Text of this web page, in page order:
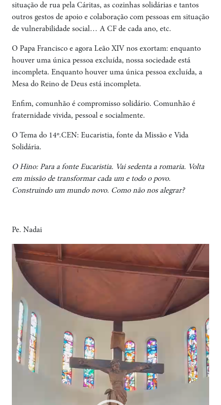
situação de rua pela Cáritas, as cozinhas solidárias e tantos
outros gestos de apoio e colaboração com pessoas em situação
de vulnerabilidade social… A CF de cada ano, etc.
O Papa Francisco e agora Leão XIV nos exortam: enquanto
houver uma única pessoa excluída, nossa sociedade está
incompleta. Enquanto houver uma única pessoa excluída, a
Mesa do Reino de Deus está incompleta.
Enfim, comunhão é compromisso solidário. Comunhão é
fraternidade vivida, pessoal e socialmente.
O Tema do 14º.CEN: Eucaristia, fonte da Missão e Vida
Solidária.
O Hino: Para a fonte Eucaristia. Vai sedenta a romaria. Volta
em missão de transformar cada um e todo o povo.
Construindo um mundo novo. Como não nos alegrar?
Pe. Nadai
Tocador
de
vídeo